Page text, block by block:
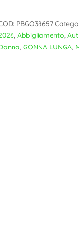
PBGO38657
,Abbigliamento,
,GONNA LUNGA,